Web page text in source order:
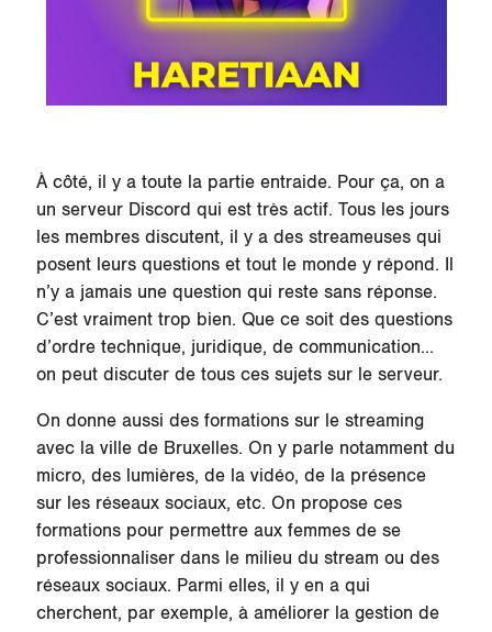
À côté, il y a toute la partie entraide. Pour ça, on a
un serveur Discord qui est très actif. Tous les jours
les membres discutent, il y a des streameuses qui
posent leurs questions et tout le monde y répond. Il
n’y a jamais une question qui reste sans réponse.
C’est vraiment trop bien. Que ce soit des questions
d’ordre technique, juridique, de communication…
on peut discuter de tous ces sujets sur le serveur.
On donne aussi des formations sur le streaming
avec la ville de Bruxelles. On y parle notamment du
micro, des lumières, de la vidéo, de la présence
sur les réseaux sociaux, etc. On propose ces
formations pour permettre aux femmes de se
professionnaliser dans le milieu du stream ou des
réseaux sociaux. Parmi elles, il y en a qui
cherchent, par exemple, à améliorer la gestion de